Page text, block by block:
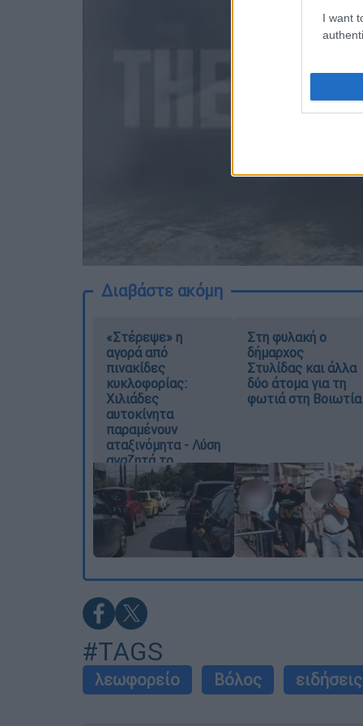
I want
Διαβάστε ακόμη
«Στέρεψε» η
αγορά από
πινακίδες
κυκλοφορίας:
Χιλιάδες
αυτοκίνητα
παραμένουν
αταξινόμητα - Λύση
αναζητά το
υπουργείο
Στη φυλακή ο
δήμαρχος
Στυλίδας και άλλα
δύο άτομα για τη
φωτιά στη Βοιωτία
#TAGS
λεωφορείο Βόλος